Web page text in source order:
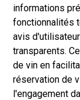
informations
fonctionnalités
avis
transparents.
de vin en
réservation de
l'engagement